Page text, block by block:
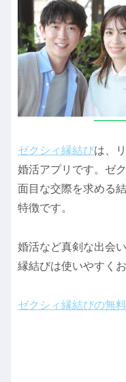
ゼクシィ縁結びは、
婚活アプリです。ゼ
面目な交際を求める
特徴です。
婚活など真剣な出会
縁結びは使いやすく
ゼクシィ縁結びの無